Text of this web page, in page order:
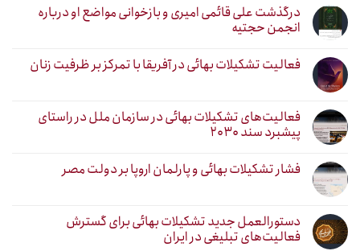
درگذشت علی قائمی امیری و بازخوانی مواضع او درباره
انجمن حجتیه
فعالیت تشکیلات بهائی در آفریقا با تمرکز بر ظرفیت زنان
فعالیت‌های تشکیلات بهائی در سازمان ملل در راستای
پیشبرد سند ۲۰۳۰
فشار تشکیلات بهائی و پارلمان اروپا بر دولت مصر
دستورالعمل جدید تشکیلات بهائی برای گسترش
فعالیت‌های تبلیغی در ایران